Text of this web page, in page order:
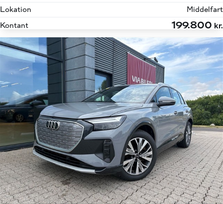
Lokation
Middelfart
Kontant
199.800 kr.